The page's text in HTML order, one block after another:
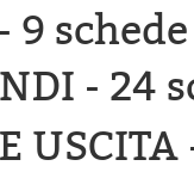
9
- 24